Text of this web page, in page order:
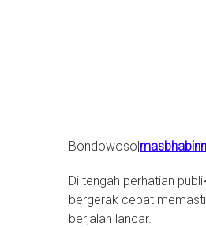
Bondowoso|
Di tengah perhatian
bergerak cepat
berjalan lancar.